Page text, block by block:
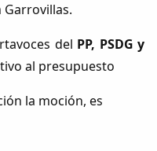
del PP, PSDG y
al presupuesto
la moción, es